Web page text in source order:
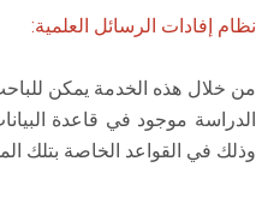
نظام إفادات الرسائل العلمية:
من خلال هذه الخدمة يمكن
الدراسة موجود في قاعدة
وذلك في القواعد الخاصة بتلك